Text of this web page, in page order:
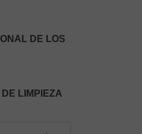
DE LOS
LIMPIEZA